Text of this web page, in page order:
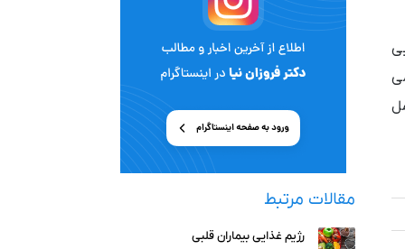
مقالات مرتبط
رژیم غذایی بیماران قلبی